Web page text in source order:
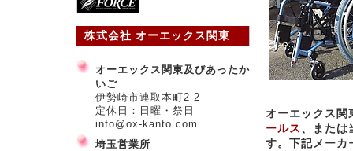
オーエックス関
ールス、または
す。下記メーカ
株式会社 オーエックス関東
オーエックス関東及びあったか
いご
伊勢崎市連取本町2-2
定休日：日曜・祭日
info@ox-kanto.com
埼玉営業所